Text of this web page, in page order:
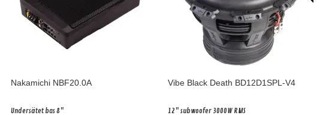
Nakamichi NBF20.0A
Undersätet bas 8"
Vibe Black Death BD12D1SPL-V4
12" subwoofer 3000W RMS